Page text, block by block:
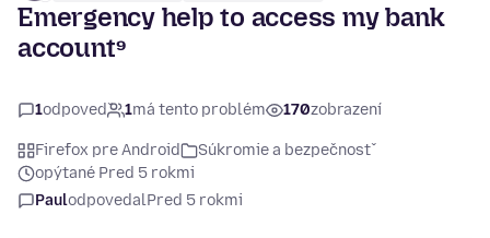
Emergency help to access my bank
account⁹
1odpoveď 1má tento problém 170zobrazení
Firefox pre Android
Súkromie a bezpečnosť
opýtané Pred 5 rokmi
PaulodpovedalPred 5 rokmi